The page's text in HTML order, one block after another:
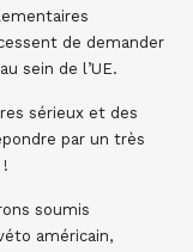
de demander
sein de l’UE.
sérieux et des
par un très
soumis
américain,